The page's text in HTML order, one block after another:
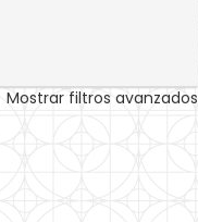
Mostrar filtros avanzados